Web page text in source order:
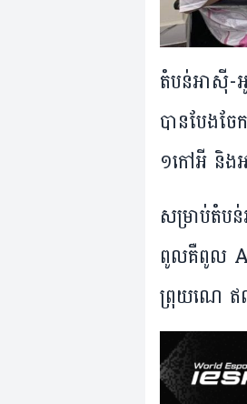
តំបន់​អាស៊ី-អូ
បាន​បែង​ច
១​កៅអី និង​
សម្រាប់​តំប
ពូល​គឺពូល A
ព្រុយណេ